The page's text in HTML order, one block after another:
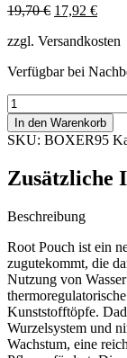
19,70€
war:
17,92 €
ist:
zzgl. Versandkosten
Verfügbar bei
Root
Pouch
Boxer
Brown
Blumentopf
cm
95
l
Menge
In den Warenkorb
SKU: BOXER95
Zusätzliche
Beschreibung
Root Pouch ist ein
zugutekommt, die
Nutzung von
Kunststofftöpfe.
Wurzelsystem und
Wachstum, eine